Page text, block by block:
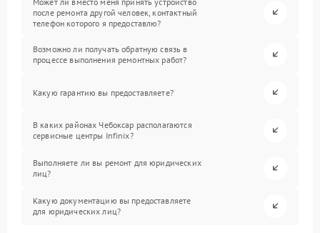
после ремонта другой человек, контактный
телефон которого я предоставлю?
Возможно ли получать обратную связь в
процессе выполнения ремонтных работ?
Какую гарантию вы предоставляете?
В каких районах Чебоксар располагаются
сервисные центры Infinix?
Выполняете ли вы ремонт для юридических
лиц?
Какую документацию вы предоставляете
для юридических лиц?